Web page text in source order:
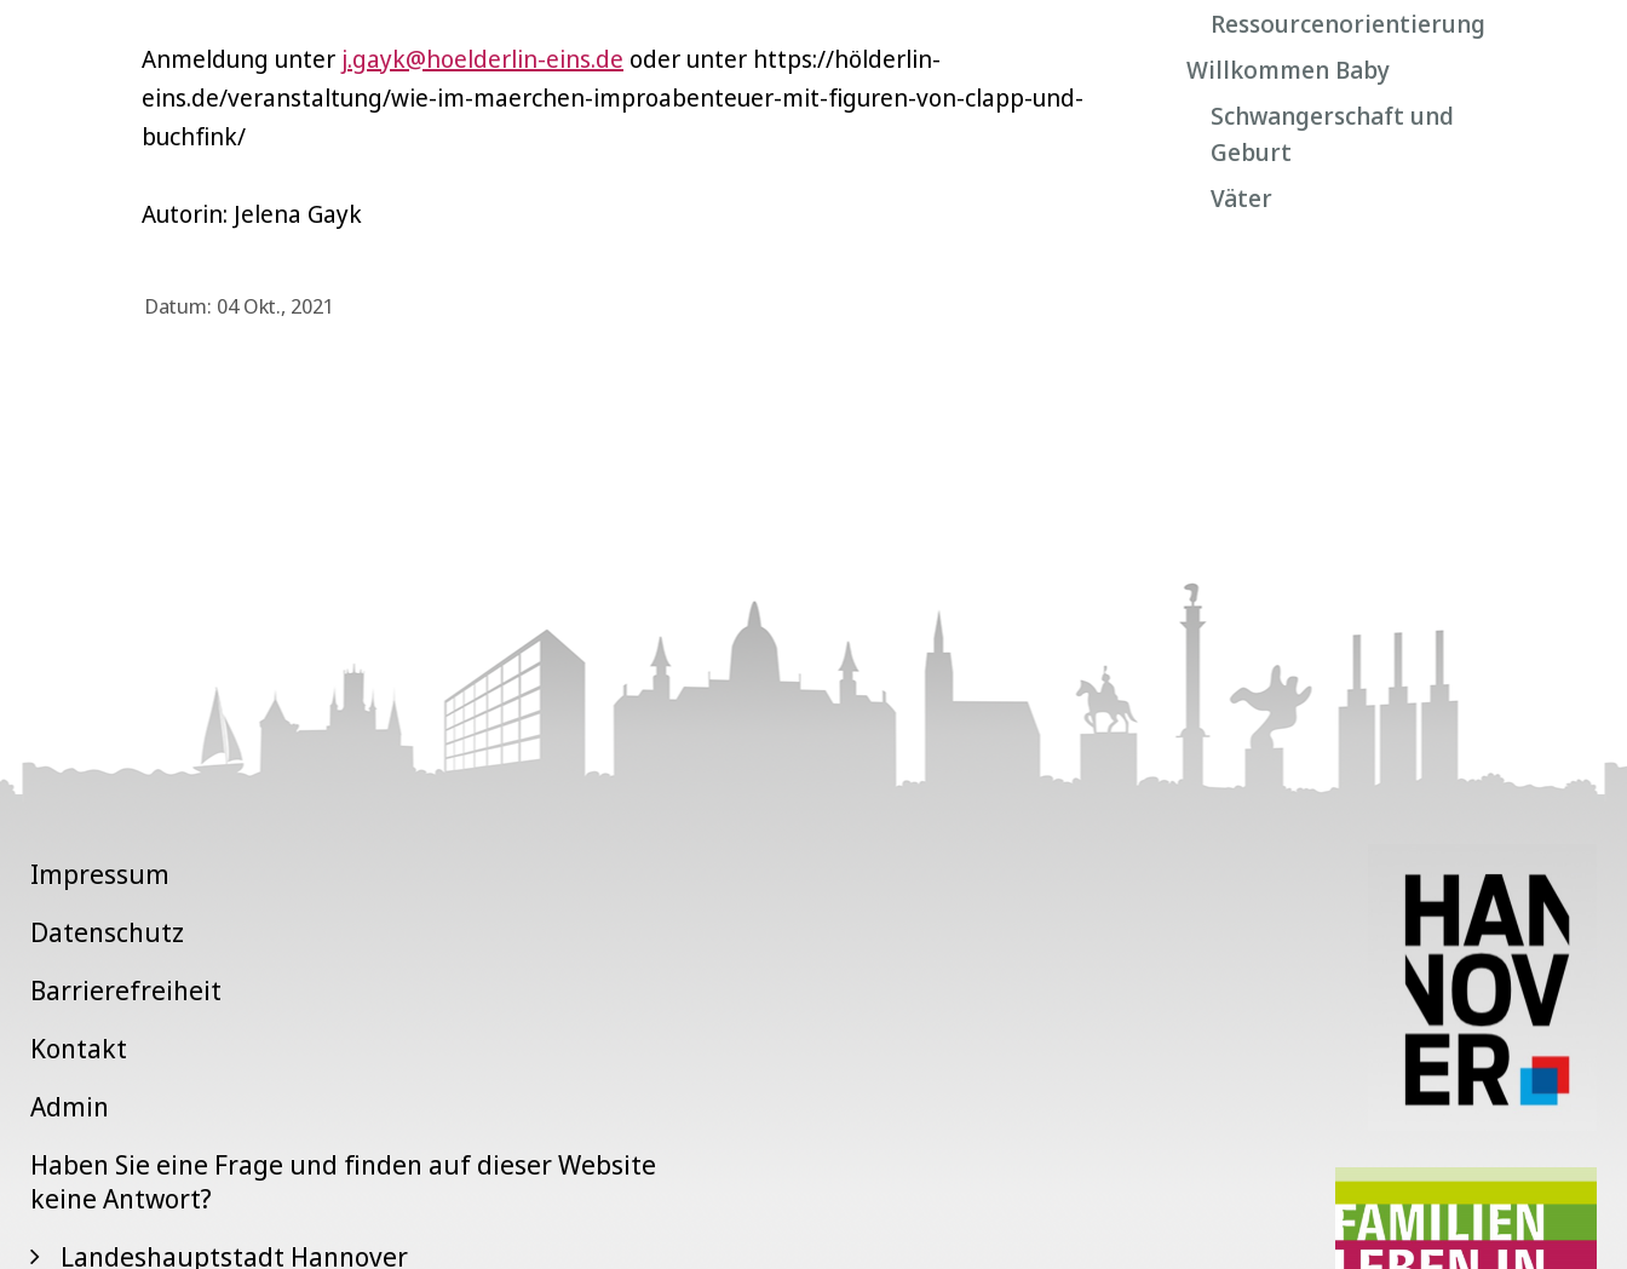
Anmeldung unter j.gayk@hoelderlin-eins.de oder unter https://hölderlin-
eins.de/veranstaltung/wie-im-maerchen-improabenteuer-mit-figuren-von-clapp-und-
buchfink/
Autorin: Jelena Gayk
Datum: 04 Okt., 2021
Ressourcenorientierung
Willkommen Baby
Schwangerschaft und
Geburt
Väter
Impressum
Datenschutz
Barrierefreiheit
Kontakt
Admin
Haben Sie eine Frage und finden auf dieser Website
keine Antwort?
Landeshauptstadt Hannover